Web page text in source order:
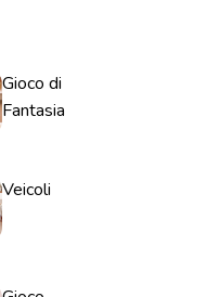
Gioco di
Fantasia
Veicoli